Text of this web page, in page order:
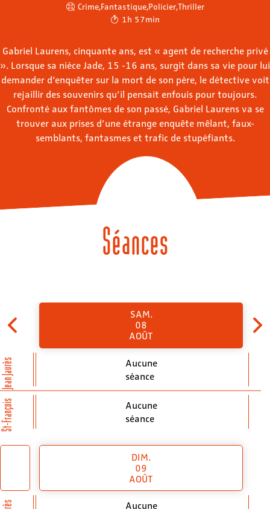
Crime,Fantastique,Policier,Thriller
1h 57min
Gabriel Laurens, cinquante ans, est « agent de recherche privé
». Lorsque sa nièce Jade, 15 -16 ans, surgit dans sa vie pour lui
demander d’enquêter sur la mort de son père, le détective voit
rejaillir des souvenirs qu’il pensait enfouis pour toujours.
Confronté aux fantômes de son passé, Gabriel Laurens va se
trouver aux prises d’une étrange enquête mêlant, faux-
semblants, fantasmes et trafic de stupéfiants.
Séances
SAM.
08
AOÛT
Aucune
séance
Aucune
séance
DIM.
09
AOÛT
Aucune